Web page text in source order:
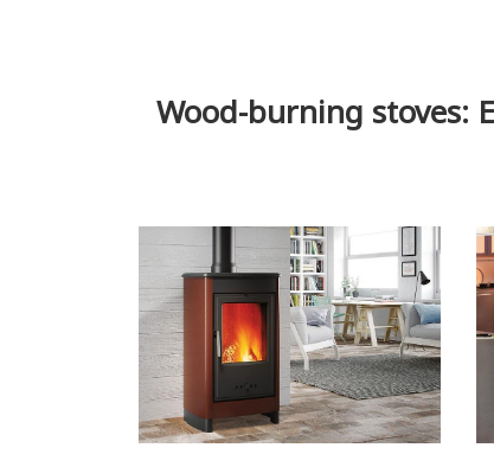
Wood-burning stoves: